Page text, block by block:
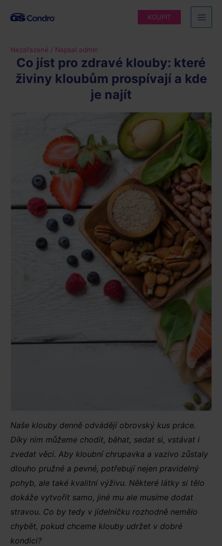
KOUPIT
Main
Nezařazené / Napsal admin
Co jíst pro zdravé klouby: které
živiny kloubům prospívají a kde
je najít
Naše klouby denně odvádějí obrovský kus práce.
Díky nim můžeme chodit, běhat, sedat si, vstávat i
zvedat věci. Aby kloubní chrupavka a vazivo zůstaly
dlouho pružné a pevné, potřebují nejen pravidelný
pohyb, ale také kvalitní výživu. Některé látky si tělo
dokáže vytvořit samo, jiné mu ale musíme dodat
stravou. Co by tedy v jídelníčku rozhodně nemělo
chybět, pokud chceme klouby udržet v dobré
kondici?